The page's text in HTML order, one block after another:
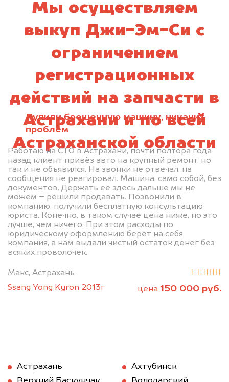
Купили брошенную машину, никаких
проблем
Работаю на СТО в Астрахани, почти полтора года
назад клиент привёз авто на крупный ремонт, но
так и не объявился. На звонки не отвечал, на
сообщения не реагировал. Машина, само собой, без
документов. Держать её здесь дальше мы не
можем – решили продавать. Позвонили в
компанию, получили бесплатную консультацию
юриста. Конечно, в таком случае цена ниже, но это
лучше, чем ничего. При этом расходы по
юридическому оформлению берёт на себя
компания, а нам выдали чистый остаток денег без
всяких проволочек.
Макс, Астрахань
Ssang Yong Kyron 2013г
цена 150 000 руб.
Мы осуществляем
выкуп Джи-Эм-Си с
ограничением
регистрационных
действий на запчасти в
Астрахани и по всей
Астраханской области
Астрахань
Ахтубинск